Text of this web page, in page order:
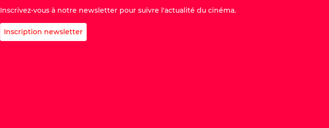
Inscrivez-vous à notre newsletter pour suivre l'actualité du cinéma.
Inscription newsletter